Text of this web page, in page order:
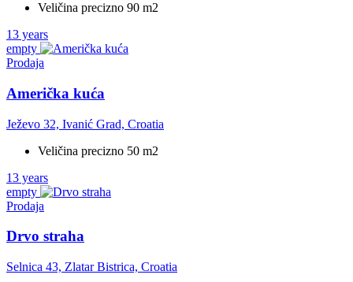
Veličina precizno 90 m2
13 years
empty
Prodaja
Američka kuća
Ježevo 32, Ivanić Grad, Croatia
Veličina precizno 50 m2
13 years
empty
Prodaja
Drvo straha
Selnica 43, Zlatar Bistrica, Croatia